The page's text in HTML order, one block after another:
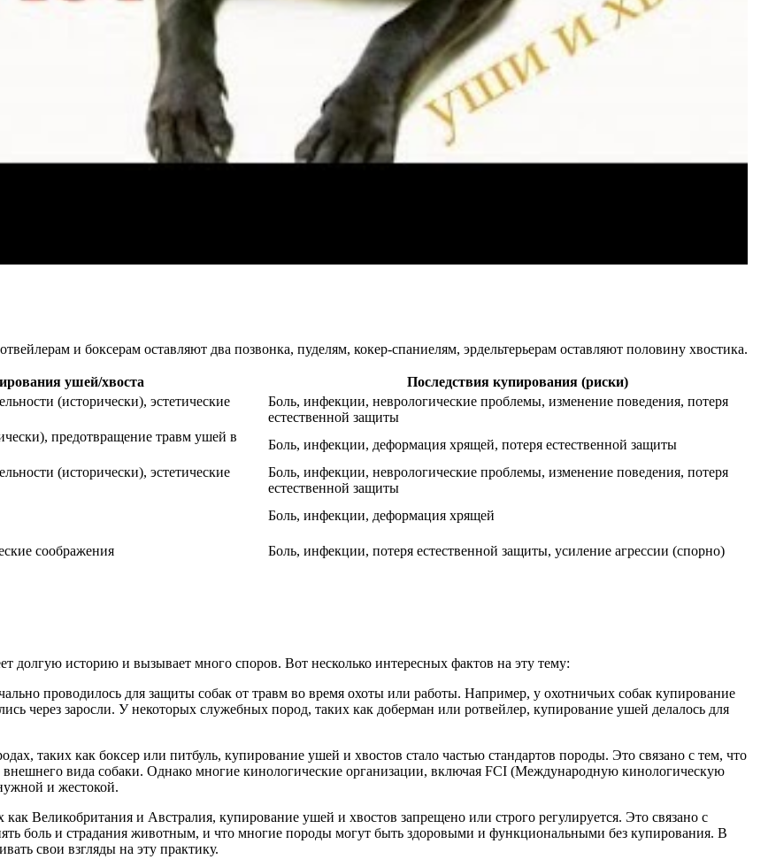
и боксерам оставляют два позвонка, пуделям, кокер-спаниелям, эрдельтерьерам оставляют половину хвостика.
ушей/хвоста
Последствия купирования (риски)
(исторически), эстетические
Боль, инфекции, неврологические проблемы, изменение поведения, потеря
естественной защиты
предотвращение травм ушей в
Боль, инфекции, деформация хрящей, потеря естественной защиты
(исторически), эстетические
Боль, инфекции, неврологические проблемы, изменение поведения, потеря
естественной защиты
Боль, инфекции, деформация хрящей
соображения Боль, инфекции, потеря естественной защиты, усиление агрессии (спорно)
долгую историю и вызывает много споров. Вот несколько интересных фактов на эту тему:
проводилось для защиты собак от травм во время охоты или работы. Например, у охотничьих собак купирование
через заросли. У некоторых служебных пород, таких как доберман или ротвейлер, купирование ушей делалось для
таких как боксер или питбуль, купирование ушей и хвостов стало частью стандартов породы. Это связано с тем, что
внешнего вида собаки. Однако многие кинологические организации, включая FCI (Международную кинологическую
и жестокой.
как Великобритания и Австралия, купирование ушей и хвостов запрещено или строго регулируется. Это связано с
боль и страдания животным, и что многие породы могут быть здоровыми и функциональными без купирования. В
свои взгляды на эту практику.